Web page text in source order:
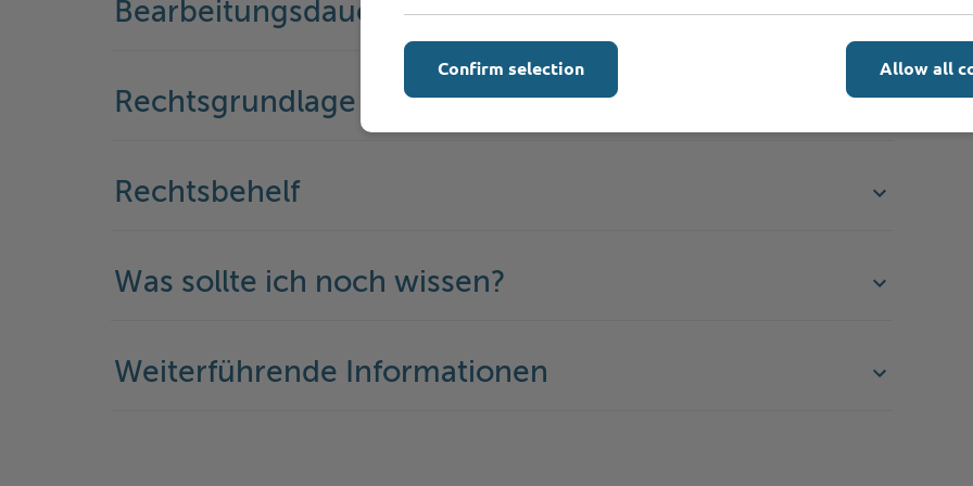
Bearbeitungsdauer
Rechtsgrundlage
Rechtsbehelf
Was sollte ich noch wissen?
Weiterführende Informationen
Allow all
Confirm selection